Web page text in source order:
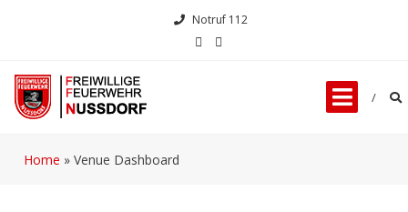
Notruf 112
Home » Venue Dashboard